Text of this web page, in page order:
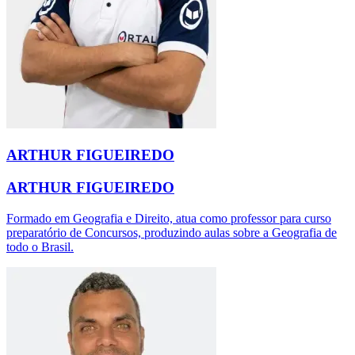
ARTHUR FIGUEIREDO
ARTHUR FIGUEIREDO
Formado em Geografia e Direito, atua como professor para curso
preparatório de Concursos, produzindo aulas sobre a Geografia de
todo o Brasil.